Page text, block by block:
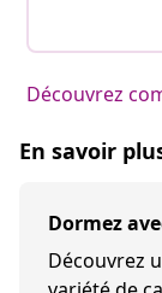
Nos produits,
Découvrez
En savoir
Dormez